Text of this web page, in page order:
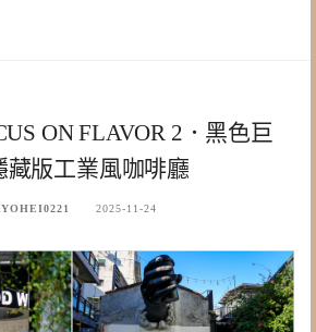
ON FLAVOR 2．黑色巨
藏版工業風咖啡廳
2025-11-24